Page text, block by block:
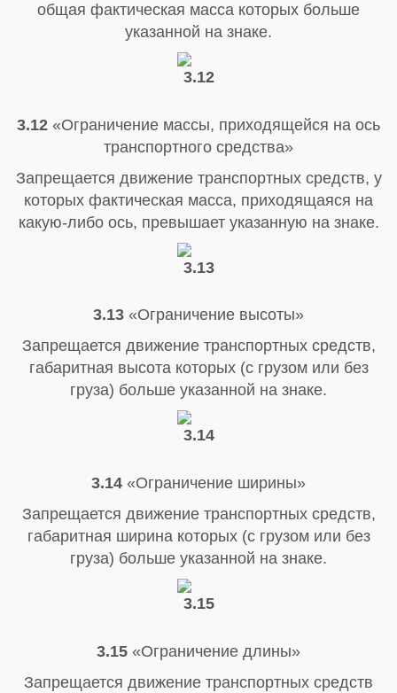
общая фактическая масса которых больше
указанной на знаке.
3.12 «Ограничение массы, приходящейся на ось
транспортного средства»
Запрещается движение транспортных средств, у
которых фактическая масса, приходящаяся на
какую-либо ось, превышает указанную на знаке.
3.13 «Ограничение высоты»
Запрещается движение транспортных средств,
габаритная высота которых (с грузом или без
груза) больше указанной на знаке.
3.14 «Ограничение ширины»
Запрещается движение транспортных средств,
габаритная ширина которых (с грузом или без
груза) больше указанной на знаке.
3.15 «Ограничение длины»
Запрещается движение транспортных средств